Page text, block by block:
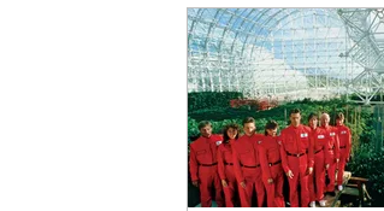
Activismo - Greta - Científicos
Amazonas - Selvas tropicales -